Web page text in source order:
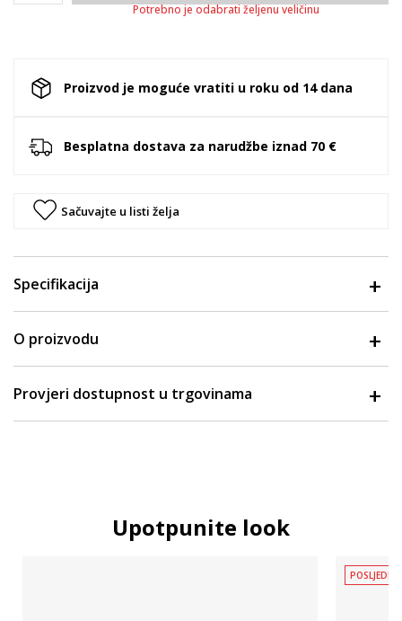
Potrebno je odabrati željenu veličinu
Proizvod je moguće vratiti u roku od 14 dana
Besplatna dostava za narudžbe iznad 70 €
Sačuvajte u listi želja
Specifikacija
O proizvodu
Provjeri dostupnost u trgovinama
Upotpunite look